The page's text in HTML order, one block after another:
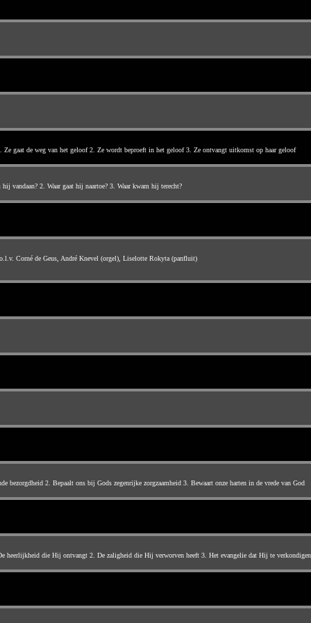
Ze gaat de weg van het geloof 2. Ze wordt beproeft in het geloof 3. Ze ontvangt uitkomst op haar geloof
vandaan? 2. Waar gaat hij naartoe? 3. Waar kwam hij terecht?
Corné de Geus, André Knevel (orgel), Liselotte Rokyta (panfluit)
bezorgdheid 2. Bepaalt ons bij Gods zegenrijke zorgzaamheid 3. Bewaart onze harten in de vrede van God
die Hij ontvangt 2. De zaligheid die Hij verworven heeft 3. Het evangelie dat Hij te